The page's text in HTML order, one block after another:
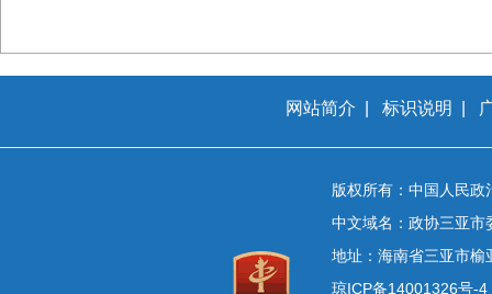
网站简介 标识说明
版权所有：中国人民
中文域名：政协三亚市
地址：海南省三亚市榆
琼ICP备14001326号-4